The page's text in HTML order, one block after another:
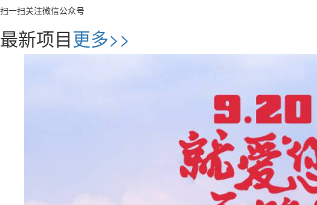
扫一扫关注微信公众号
最新项目更多>>